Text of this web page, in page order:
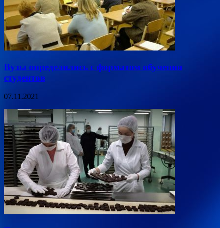
Вузы определились с форматом обучения
студентов
07.11.2021